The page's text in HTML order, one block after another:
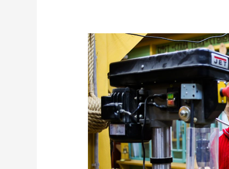
Школа
судостроения
Выходного
дня,
ноябрь
2022